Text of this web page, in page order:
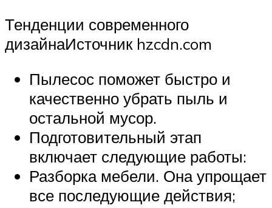
Тенденции современного
дизайнаИсточник hzcdn.com
Пылесос поможет быстро и
качественно убрать пыль и
остальной мусор.
Подготовительный этап
включает следующие работы:
Разборка мебели. Она упрощает
все последующие действия;